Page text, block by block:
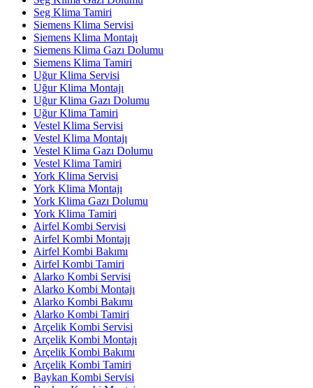
Seg Klima Tamiri
Siemens Klima Servisi
Siemens Klima Montajı
Siemens Klima Gazı Dolumu
Siemens Klima Tamiri
Uğur Klima Servisi
Uğur Klima Montajı
Uğur Klima Gazı Dolumu
Uğur Klima Tamiri
Vestel Klima Servisi
Vestel Klima Montajı
Vestel Klima Gazı Dolumu
Vestel Klima Tamiri
York Klima Servisi
York Klima Montajı
York Klima Gazı Dolumu
York Klima Tamiri
Airfel Kombi Servisi
Airfel Kombi Montajı
Airfel Kombi Bakımı
Airfel Kombi Tamiri
Alarko Kombi Servisi
Alarko Kombi Montajı
Alarko Kombi Bakımı
Alarko Kombi Tamiri
Arçelik Kombi Servisi
Arçelik Kombi Montajı
Arçelik Kombi Bakımı
Arçelik Kombi Tamiri
Baykan Kombi Servisi